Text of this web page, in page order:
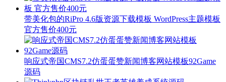
带美化包的RiPro 4.6版资源下载模板 WordPress主题模板
官方售价400元
响应式帝国CMS7.2仿蛋蛋赞新闻博客网站模板92Game
源码